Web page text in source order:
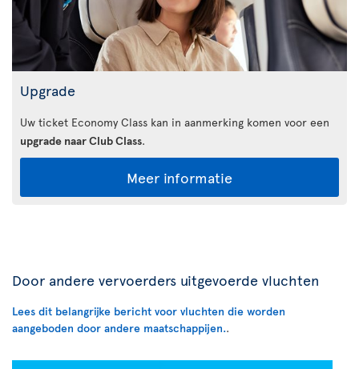
Upgrade
Uw ticket Economy Class kan in aanmerking komen voor een
upgrade naar Club Class.
Meer informatie
Door andere vervoerders uitgevoerde vluchten
Lees dit belangrijke bericht voor vluchten die worden
aangeboden door andere maatschappijen..